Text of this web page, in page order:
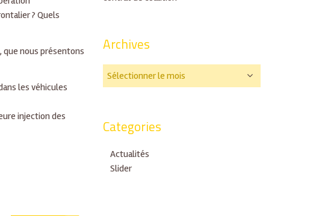
? Quels
que nous présentons
les véhicules
injection des
Archives
Categories
Actualités
Slider